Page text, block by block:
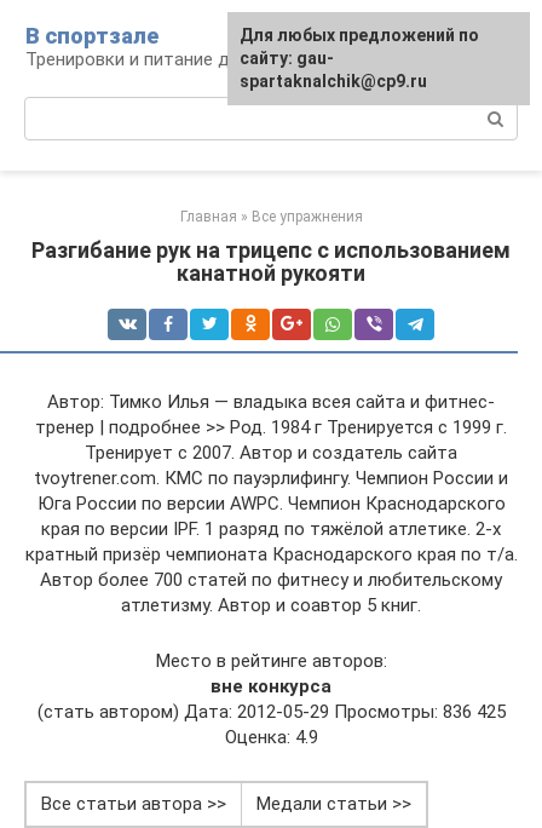
контенту
В спортзале
Тренировки и питание для здоровья
Главная » Все упражнения
Разгибание рук на трицепс с использованием
канатной рукояти
Автор: Тимко Илья — владыка всея сайта и фитнес-
тренер | подробнее >> Род. 1984 г Тренируется с 1999 г.
Тренирует с 2007. Автор и создатель сайта
tvoytrener.com. КМС по пауэрлифингу. Чемпион России и
Юга России по версии AWPC. Чемпион Краснодарского
края по версии IPF. 1 разряд по тяжёлой атлетике. 2-х
кратный призёр чемпионата Краснодарского края по т/а.
Автор более 700 статей по фитнесу и любительскому
атлетизму. Автор и соавтор 5 книг.
Место в рейтинге авторов:
вне конкурса
(стать автором) Дата: 2012-05-29 Просмотры: 836 425
Оценка: 4.9
Все статьи автора >> Медали статьи >>
Для любых предложений по
сайту: gau-
spartaknalchik@cp9.ru